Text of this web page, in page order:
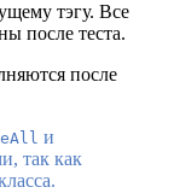
тэгу. Все
после теста.
после
и
так как